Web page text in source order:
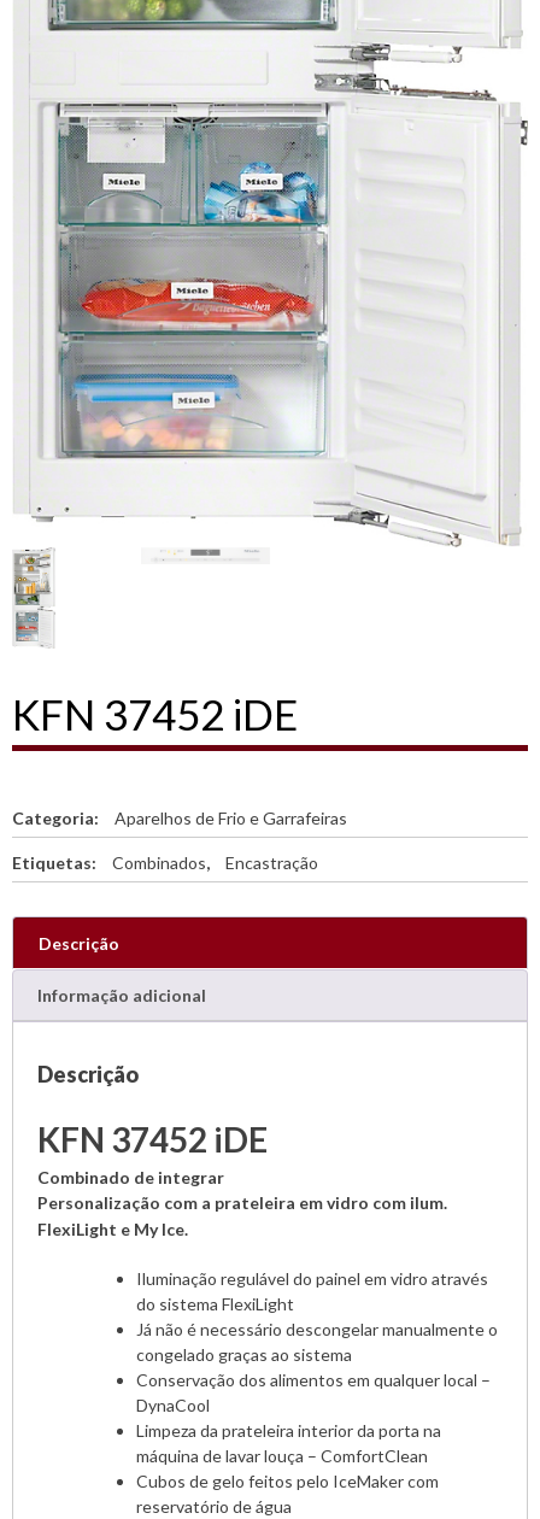
KFN 37452 iDE
Categoria: Aparelhos de Frio e Garrafeiras
Etiquetas: Combinados, Encastração
Descrição
Informação adicional
Descrição
KFN 37452 iDE
Combinado de integrar
Personalização com a prateleira em vidro com ilum.
FlexiLight e My Ice.
Iluminação regulável do painel em vidro através
do sistema FlexiLight
Já não é necessário descongelar manualmente o
congelado graças ao sistema
Conservação dos alimentos em qualquer local –
DynaCool
Limpeza da prateleira interior da porta na
máquina de lavar louça – ComfortClean
Cubos de gelo feitos pelo IceMaker com
reservatório de água